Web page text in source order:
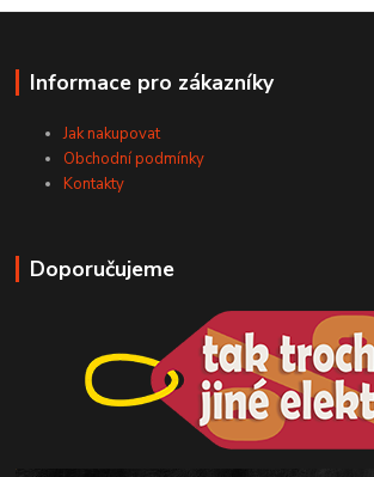
Informace pro zákazníky
Jak nakupovat
Obchodní podmínky
Kontakty
Doporučujeme